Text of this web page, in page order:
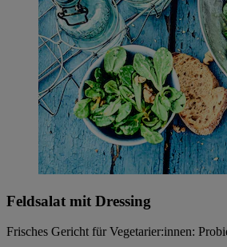
Feldsalat mit Dressing
Frisches Gericht für Vegetarier:innen: